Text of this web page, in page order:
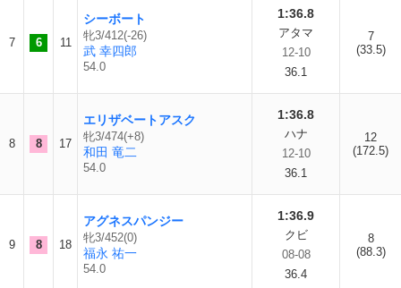
7 6 11
シーボート
牝3/412(-26)
武 幸四郎
54.0
1:36.8
アタマ
12-10
36.1
7
(33.5)
8 8 17
エリザベートアスク
牝3/474(+8)
和田 竜二
54.0
1:36.8
ハナ
12-10
36.1
12
(172.5)
9 8 18
アグネスパンジー
牝3/452(0)
福永 祐一
54.0
1:36.9
クビ
08-08
36.4
8
(88.3)